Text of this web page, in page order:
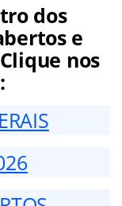
dos
e
nos